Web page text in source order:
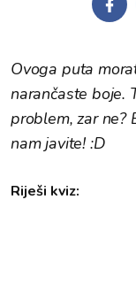
Ovoga puta
narančaste boje.
problem, zar ne?
nam javite! :D
Riješi kviz: